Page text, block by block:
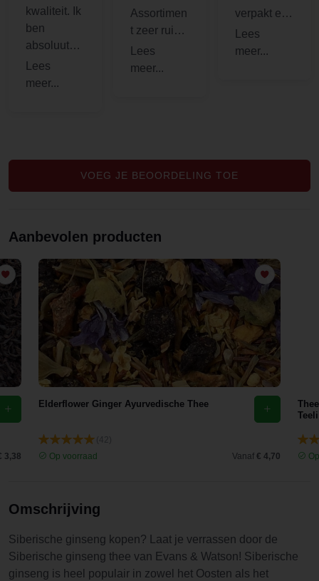
kwaliteit. Ik
ben
absoluut
tevreden!
Assortimen
t zeer ruim.
Al mijn
theewense
verpakt en
snel
verzonden.
VOEG JE BEOORDELING TOE
Aanbevolen producten
3,38
Elderflower Ginger Ayurvedische Thee
Op voorraad
Vanaf € 4,70
Teeli
Omschrijving
Siberische ginseng kopen? Laat je verrassen door de
Siberische ginseng thee van Evans & Watson! Siberische
ginseng is heel populair in zowel het Oosten als het